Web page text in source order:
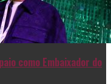
como Embaixador do